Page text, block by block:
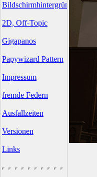
Bildschirmhintergründe
2D, Off-Topic
Gigapanos
Papywizard Pattern
Impressum
fremde Federn
Ausfallzeiten
Versionen
Links